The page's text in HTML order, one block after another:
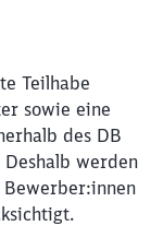
Teilhabe
sowie eine
des DB
werden